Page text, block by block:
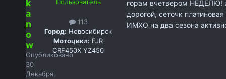
k
a
n
o
w
Опубликовано
30
Декабря,
Пользователь
113
Город: Новосибирск
Мотоцикл: FJR
CRF450X YZ450
горам вчетвером НЕДЕЛЮ!
дорогой, сеточк
ИМХО на два сезона